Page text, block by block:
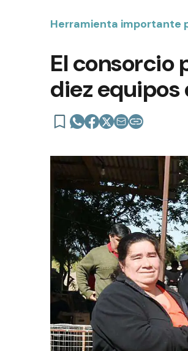
Herramienta importante
El consorcio
diez equipos